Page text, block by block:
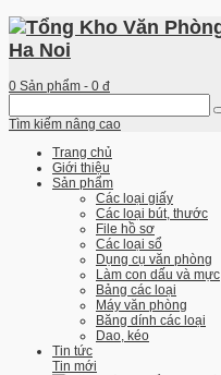
0 Sản phẩm - 0 đ
Tìm kiếm nâng cao
Trang chủ
Giới thiệu
Sản phẩm
Các loại giấy
Các loại bút, thước
File hồ sơ
Các loại sổ
Dụng cụ văn phòng
Làm con dấu và mực
Bảng các loại
Máy văn phòng
Băng dính các loại
Dao, kéo
Tin tức
Tin mới